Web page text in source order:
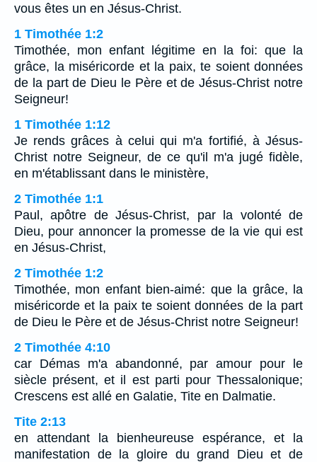
vous êtes un en Jésus-Christ.
1 Timothée 1:2
Timothée, mon enfant légitime en la foi: que la
grâce, la miséricorde et la paix, te soient données
de la part de Dieu le Père et de Jésus-Christ notre
Seigneur!
1 Timothée 1:12
Je rends grâces à celui qui m'a fortifié, à Jésus-
Christ notre Seigneur, de ce qu'il m'a jugé fidèle,
en m'établissant dans le ministère,
2 Timothée 1:1
Paul, apôtre de Jésus-Christ, par la volonté de
Dieu, pour annoncer la promesse de la vie qui est
en Jésus-Christ,
2 Timothée 1:2
Timothée, mon enfant bien-aimé: que la grâce, la
miséricorde et la paix te soient données de la part
de Dieu le Père et de Jésus-Christ notre Seigneur!
2 Timothée 4:10
car Démas m'a abandonné, par amour pour le
siècle présent, et il est parti pour Thessalonique;
Crescens est allé en Galatie, Tite en Dalmatie.
Tite 2:13
en attendant la bienheureuse espérance, et la
manifestation de la gloire du grand Dieu et de